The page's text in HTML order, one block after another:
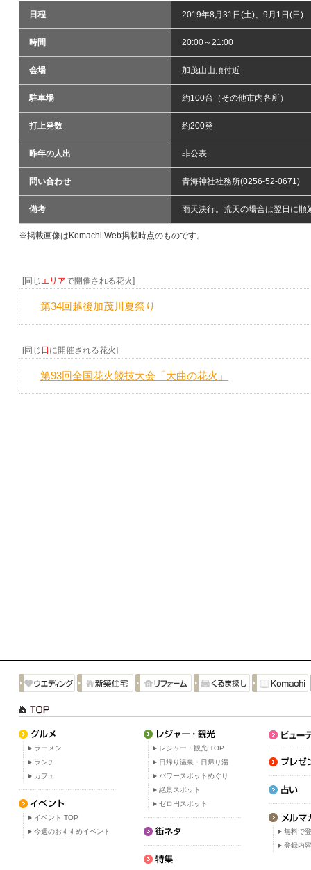
日程 2019年8月31日(土)、9月1日(日)
時間 20:00～21:00
会場 加茂山山頂付近
駐車場 約100台（その他市内各所）
打上発数 約200発
昨年の人出 非公表
問い合わせ 青海神社社務所(0256-52-0671)
備考 雨天決行。荒天の場合は翌日に順
※掲載画像はKomachi Web掲載時点のものです。
[同じエリアで開催される花火]
第34回越後加茂川夏祭り
[同じ 日 に開催される花火]
第93回全国花火競技大会「大曲の花火」
ラーメン
ランチ
カフェ
イベント TOP
今週のおすすめイベント
レジャー・観光 TOP
日帰り温泉・日帰り湯
パワースポットめぐり
絶景スポット
ゼロ円スポット
無料で
登録内